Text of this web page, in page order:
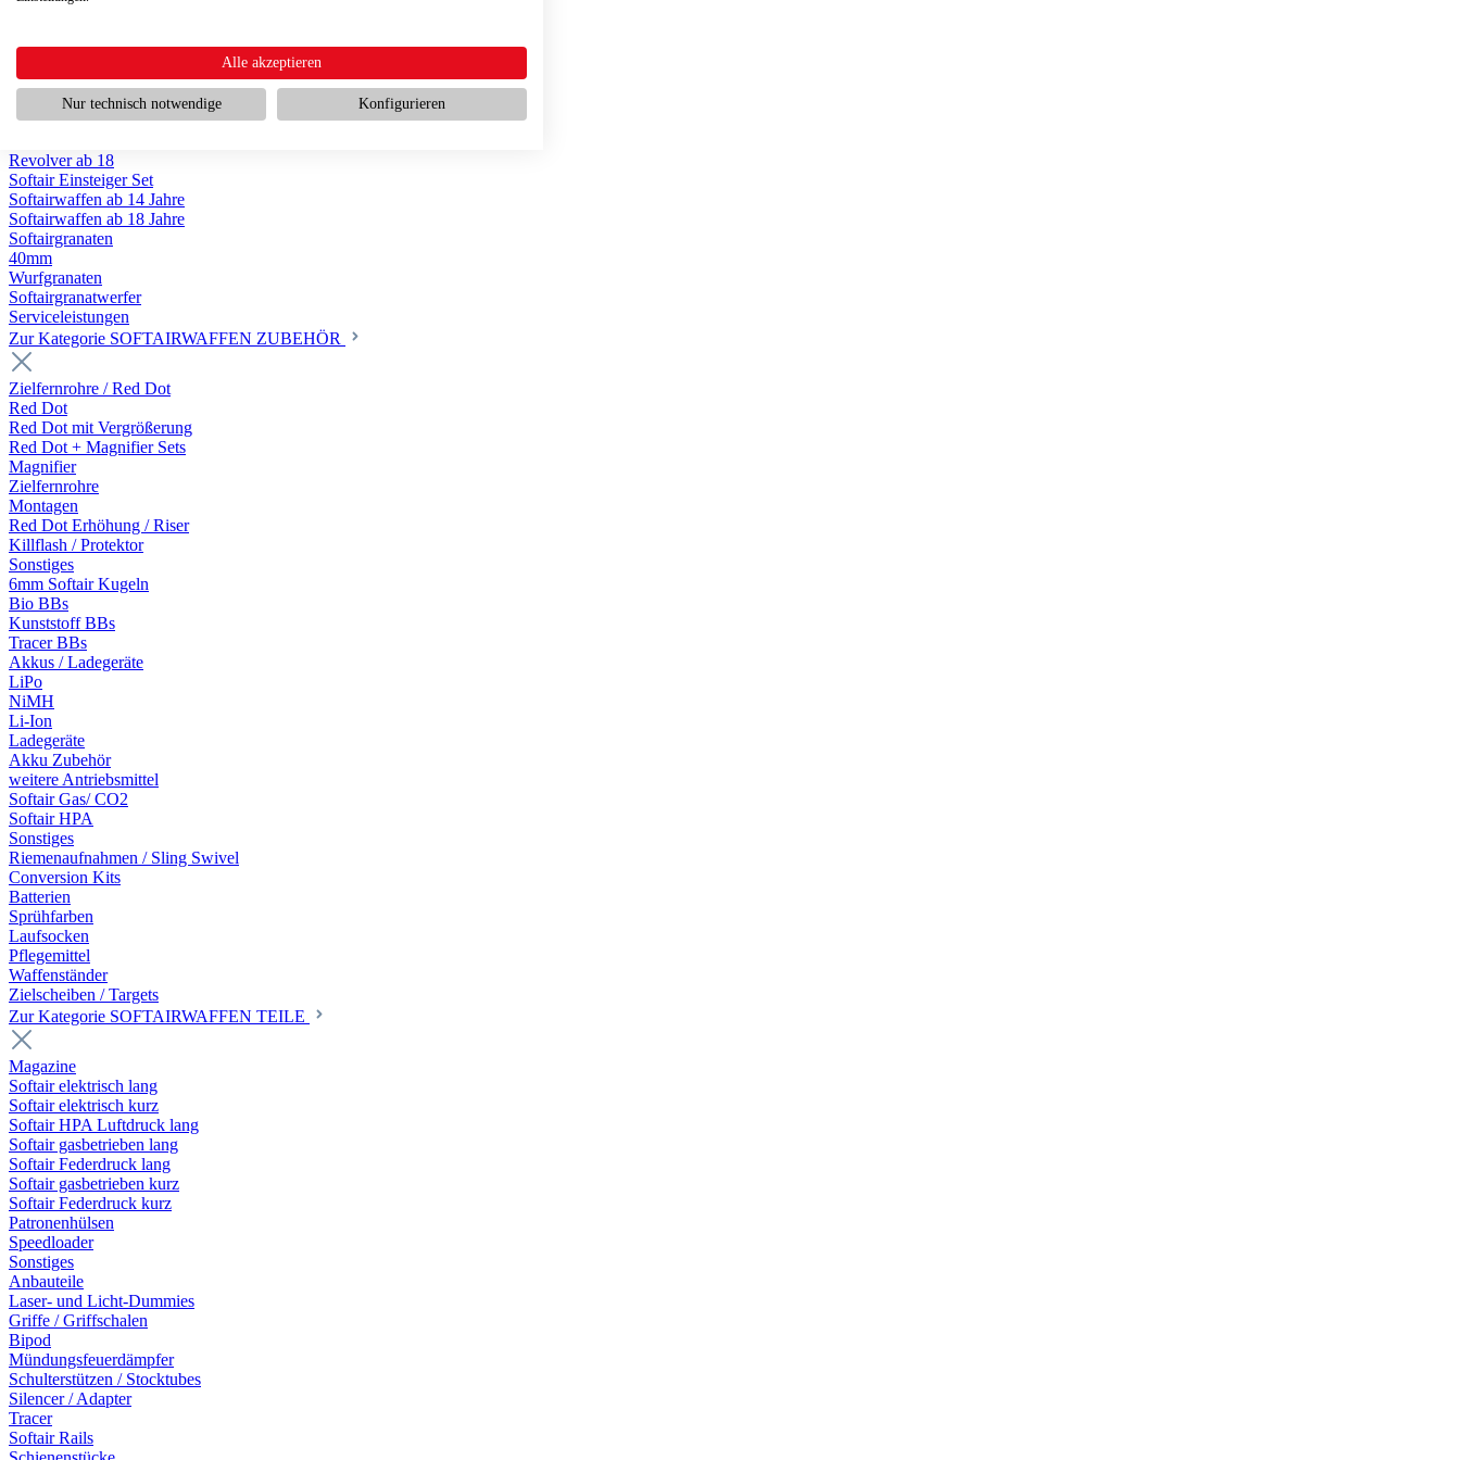
Scharfschützengewehr ab 18
Softair Pistolen
Softair Pistolen elektrisch ab 14
Softair Pistolen Federdruck ab 14
Softair Pistolen HPA Luftdruck ab 18
Revolver ab 18
Softair Einsteiger Set
Softairwaffen ab 14 Jahre
Softairwaffen ab 18 Jahre
Softairgranaten
40mm
Wurfgranaten
Softairgranatwerfer
Serviceleistungen
Zur Kategorie SOFTAIRWAFFEN ZUBEHÖR
Zielfernrohre / Red Dot
Red Dot
Red Dot mit Vergrößerung
Red Dot + Magnifier Sets
Magnifier
Zielfernrohre
Montagen
Red Dot Erhöhung / Riser
Killflash / Protektor
Sonstiges
6mm Softair Kugeln
Bio BBs
Kunststoff BBs
Tracer BBs
Akkus / Ladegeräte
LiPo
NiMH
Li-Ion
Ladegeräte
Akku Zubehör
weitere Antriebsmittel
Softair Gas/ CO2
Softair HPA
Sonstiges
Riemenaufnahmen / Sling Swivel
Conversion Kits
Batterien
Sprühfarben
Laufsocken
Pflegemittel
Waffenständer
Zielscheiben / Targets
Zur Kategorie SOFTAIRWAFFEN TEILE
Magazine
Softair elektrisch lang
Softair elektrisch kurz
Softair HPA Luftdruck lang
Softair gasbetrieben lang
Softair Federdruck lang
Softair gasbetrieben kurz
Softair Federdruck kurz
Patronenhülsen
Speedloader
Sonstiges
Anbauteile
Laser- und Licht-Dummies
Griffe / Griffschalen
Bipod
Mündungsfeuerdämpfer
Schulterstützen / Stocktubes
Silencer / Adapter
Tracer
Softair Rails
Alle akzeptieren
Nur technisch notwendige Konfigurieren